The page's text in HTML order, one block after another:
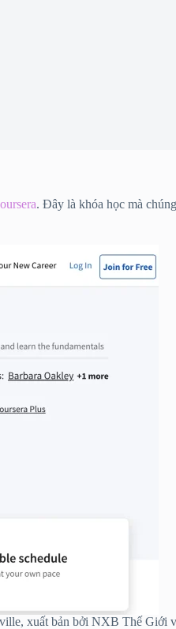
. Đây là khóa học mà
xuất bản bởi NXB Thế Giới